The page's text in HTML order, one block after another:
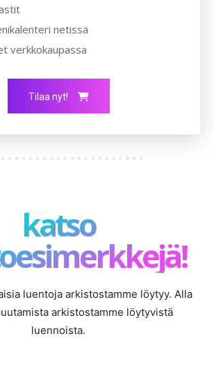
netissä
verkkokaupassa
Tilaa nyt!
katso
luentoja arkistostamme löytyy. Alla
arkistostamme löytyvistä
luennoista.